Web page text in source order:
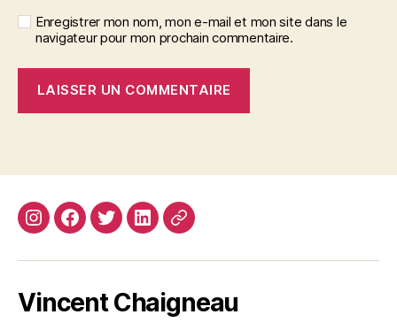
Enregistrer mon nom, mon e-mail et mon site dans le
navigateur pour mon prochain commentaire.
InstagramFacebook
TwitterLinkedin
Site
Vincent Chaigneau